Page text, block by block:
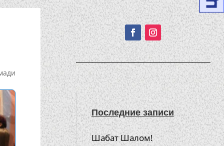
Подписывайтесь!
Последние записи
Шабат Шалом!